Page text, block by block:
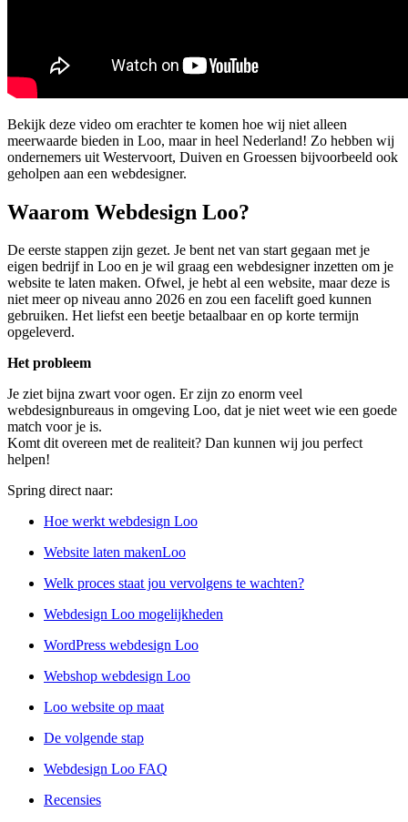
Bekijk deze video om erachter te komen hoe wij niet alleen
meerwaarde bieden in Loo, maar in heel Nederland! Zo hebben wij
ondernemers uit Westervoort, Duiven en Groessen bijvoorbeeld ook
geholpen aan een webdesigner.
Waarom Webdesign Loo?
De eerste stappen zijn gezet. Je bent net van start gegaan met je
eigen bedrijf in Loo en je wil graag een webdesigner inzetten om je
website te laten maken. Ofwel, je hebt al een website, maar deze is
niet meer op niveau anno 2026 en zou een facelift goed kunnen
gebruiken. Het liefst een beetje betaalbaar en op korte termijn
opgeleverd.
Het probleem
Je ziet bijna zwart voor ogen. Er zijn zo enorm veel
webdesignbureaus in omgeving Loo, dat je niet weet wie een goede
match voor je is.
Komt dit overeen met de realiteit? Dan kunnen wij jou perfect
helpen!
Spring direct naar:
Hoe werkt webdesign Loo
Website laten makenLoo
Welk proces staat jou vervolgens te wachten?
Webdesign Loo mogelijkheden
WordPress webdesign Loo
Webshop webdesign Loo
Loo website op maat
De volgende stap
Webdesign Loo FAQ
Recensies